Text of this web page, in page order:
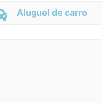
Aluguel de carro